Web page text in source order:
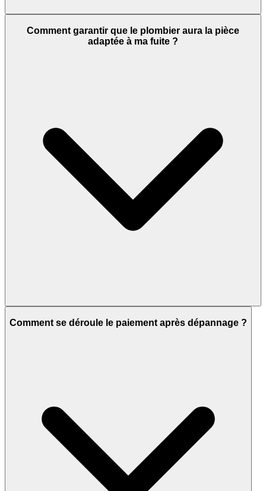
Comment garantir que le plombier aura la pièce
adaptée à ma fuite ?
Comment se déroule le paiement après dépannage ?